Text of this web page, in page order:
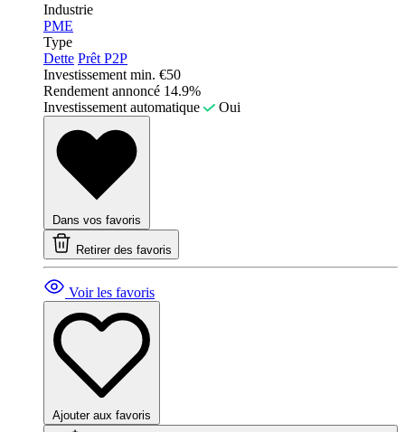
Industrie
PME
Type
Dette Prêt P2P
Investissement min. €50
Rendement annoncé 14.9%
Investissement automatique
Oui
Dans vos favoris
Retirer des favoris
Voir les favoris
Ajouter aux favoris